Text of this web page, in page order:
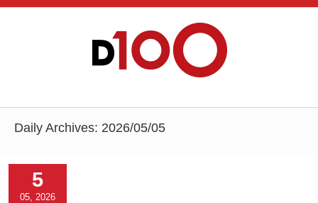
Daily Archives: 2026/05/05
5
05, 2026